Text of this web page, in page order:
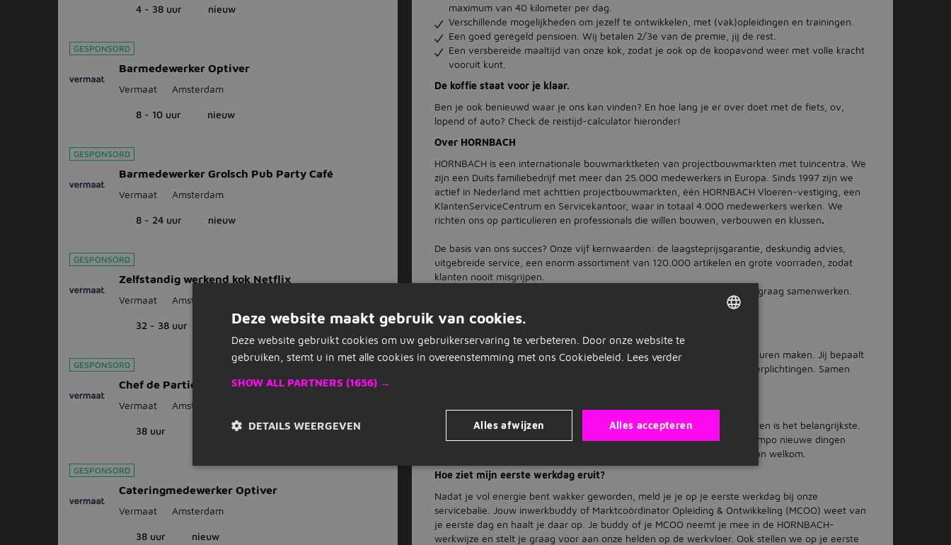
4 - 38 uur nieuw
GESPONSORD
Barmedewerker Optiver
Vermaat Amsterdam
8 - 10 uur nieuw
GESPONSORD
Barmedewerker Grolsch Pub Party Café
Vermaat Amsterdam
8 - 24 uur nieuw
GESPONSORD
Zelfstandig werkend kok Netflix
Vermaat Amsterdam
32 - 38 uur nieuw
GESPONSORD
Chef de Partie EMA
Vermaat Amsterdam
38 uur
GESPONSORD
Cateringmedewerker Optiver
Vermaat Amsterdam
38 uur nieuw
maximum van 40 kilometer per dag.
Verschillende mogelijkheden om jezelf te ontwikkelen, met (vak)opleidingen en trainingen.
Een goed geregeld pensioen. Wij betalen 2/3e van de premie, jij de rest.
Een versbereide maaltijd van onze kok, zodat je ook op de koopavond weer met volle kracht
vooruit kunt.
De koffie staat voor je klaar.
Ben je ook benieuwd waar je ons kan vinden? En hoe lang je er over doet met de fiets, ov,
lopend of auto? Check de reistijd-calculator hieronder!
Over HORNBACH
HORNBACH is een internationale bouwmarktketen van projectbouwmarkten met tuincentra. We
zijn een Duits familiebedrijf met meer dan 25.000 medewerkers in Europa. Sinds 1997 zijn we
actief in Nederland met achttien projectbouwmarkten, één HORNBACH Vloeren-vestiging, een
KlantenServiceCentrum en Servicekantoor, waar in totaal 4.000 medewerkers werken. We
richten ons op particulieren en professionals die willen bouwen, verbouwen en klussen.
De basis van ons succes? Onze vijf kernwaarden: de laagsteprijsgarantie, deskundig advies,
uitgebreide service, een enorm assortiment van 120.000 artikelen en grote voorraden, zodat
klanten nooit misgrijpen.
Dat vraagt om mensen die hun vak verstaan, van aanpakken weten en graag samenwerken.
Veelgestelde vragen
Je kunt tot 16 uur per week aan de slag. En in de vakanties kun je extra uren maken. Jij bepaalt
hoeveel uren je maakt, zodat het altijd past naast je studie of andere verplichtingen. Samen
Nee, dat hoeft niet. Jouw aanpakkersmentaliteit en de wil om veel te leren is het belangrijkste.
Je wordt ingewerkt door collega's met veel kennis, die jou in een snel tempo nieuwe dingen
leren. Heb jij zin om je schouders eronder te zetten? Dan ben je meer dan welkom.
Hoe ziet mijn eerste werkdag eruit?
Nadat je vol energie bent wakker geworden, meld je je op je eerste werkdag bij onze
servicebalie. Jouw inwerkbuddy of Marktcoördinator Opleiding & Ontwikkeling (MCOO) weet van
je eerste dag en haalt je daar op. Je buddy of je MCOO neemt je mee in de HORNBACH-
werkwijze en stelt je graag voor aan onze helden op de werkvloer. Ook stellen we op je eerste
Deze website maakt gebruik van cookies.
Deze website gebruikt cookies om uw gebruikerservaring te verbeteren. Door onze website te
gebruiken, stemt u in met alle cookies in overeenstemming met ons Cookiebeleid. Lees verder
SHOW ALL PARTNERS (1656) →
Alles accepteren
Alles afwijzen
DETAILS WEERGEVEN